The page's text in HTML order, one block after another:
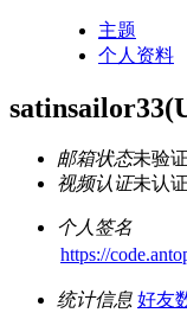
主题
个人资料
satinsailor33
邮箱状态未验证
视频认证未认证
个人签名
https://
统计信息 好友